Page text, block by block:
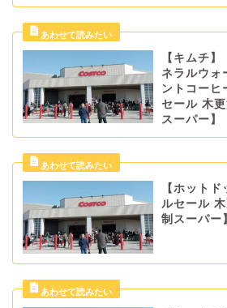
【キムチ
ネラルウォ
ントコーヒ
セール 木
スーパー】
【ホット
ルセール
制スーパー